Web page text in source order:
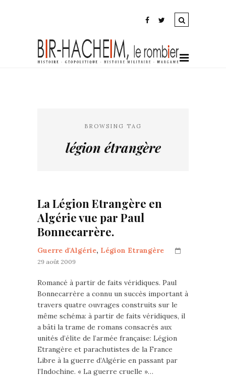
BROWSING TAG
légion étrangère
La Légion Etrangère en
Algérie vue par Paul
Bonnecarrère.
Guerre d'Algérie, Légion Etrangère
29 août 2009
Romancé à partir de faits véridiques. Paul
Bonnecarrère a connu un succès important à
travers quatre ouvrages construits sur le
même schéma: à partir de faits véridiques, il
a bâti la trame de romans consacrés aux
unités d’élite de l’armée française: Légion
Etrangère et parachutistes de la France
Libre à la guerre d’Algérie en passant par
l’Indochine. « La guerre cruelle »…